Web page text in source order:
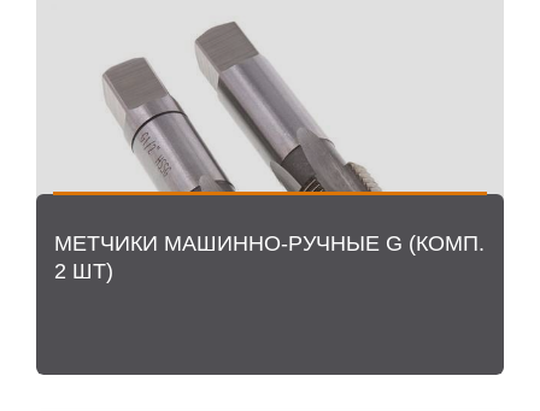
МЕТЧИКИ МАШИННО-РУЧНЫЕ G (КОМП.
2 ШТ)